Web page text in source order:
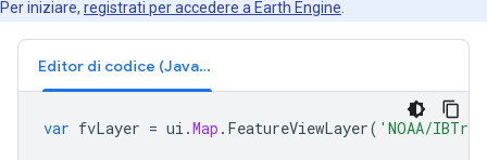
Per iniziare, registrati per accedere a Earth Engine
Editor di codice (JavaScript)
var fvLayer = ui .Map . FeatureViewLayer( 'NOAA/